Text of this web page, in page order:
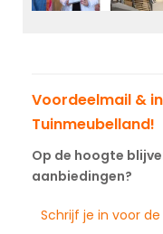
Voordeelmail &
Tuinmeubelland!
Op de hoogte
aanbiedingen?
Schrijf je in voor